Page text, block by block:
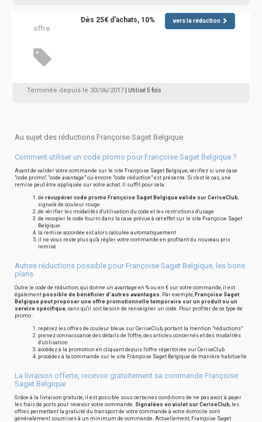
offre
Dès 25€ d'achats, 10% vers la réduction
Terminée depuis le 30/06/2017 | Utilisé 5 fois
Au sujet des réductions Françoise Saget Belgique
Comment utiliser un code promo pour Françoise Saget Belgique ?
Avant de valider votre commande sur le site Françoise Saget Belgique, vérifiez si une case
"code promo", "code avantage" ou encore "code réduction" est présente. Si c'est le cas, une
remise peut être appliquée sur votre achat. Il suffit pour cela :
de récupérer code promo Françoise Saget Belgique valide sur CeriseClub,
signalé de couleur rouge
de vérifier les modalités d'utilisation du code et les restrictions d'usage
de recopier le code fourni dans la case prévue à cet effet sur le site Françoise Saget
Belgique
la remise accordée est alors calculée automatiquement
il ne vous reste plus qu'à régler votre commande en profitant du nouveau prix
remisé
Autres réductions possible pour Françoise Saget Belgique, les bons
plans
Outre le code de réduction, qui donne un avantage en % ou en € sur votre commande, il est
également possible de bénéficier d'autres avantages. Par exemple, Françoise Saget
Belgique peut proposer une offre promotionnelle temporaire sur un produit ou un
service spécifique, sans qu'il soit besoin de renseigner un code. Pour profiter de ce type de
promo :
repérez les offres de couleur bleue sur CeriseClub, portant la mention "réductions"
prenez connaissance des détails de l'offre, des articles concernés et des modalités
d'utilisation
accédez à la promotion en cliquant depuis l'offre répertoriée sur CeriseClub
procédez à la commande sur le site Françoise Saget Belgique de manière habituelle
La livraison offerte, recevoir gratuitement sa commande Françoise
Saget Belgique
Grâce à la livraison gratuite, il est possible sous certaines conditions de ne pas avoir à payer
les frais de ports pour recevoir votre commande. Signalées en violet sur CeriseClub, les
offres permettant la gratuité du transport de votre commande à votre domicile sont
généralement soumises à un minimum de commande. Actuellement, Françoise Saget